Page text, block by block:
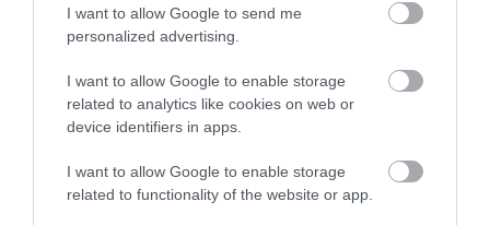
I want to allow Google to send me
personalized advertising.
I want to allow Google to enable storage
related to analytics like cookies on web or
device identifiers in apps.
I want to allow Google to enable storage
related to functionality of the website or app.